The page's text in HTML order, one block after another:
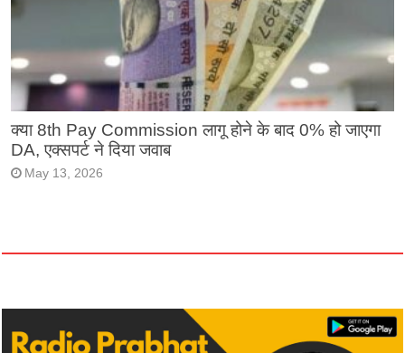
क्या 8th Pay Commission लागू होने के बाद 0% हो जाएगा
DA, एक्सपर्ट ने दिया जवाब
May 13, 2026